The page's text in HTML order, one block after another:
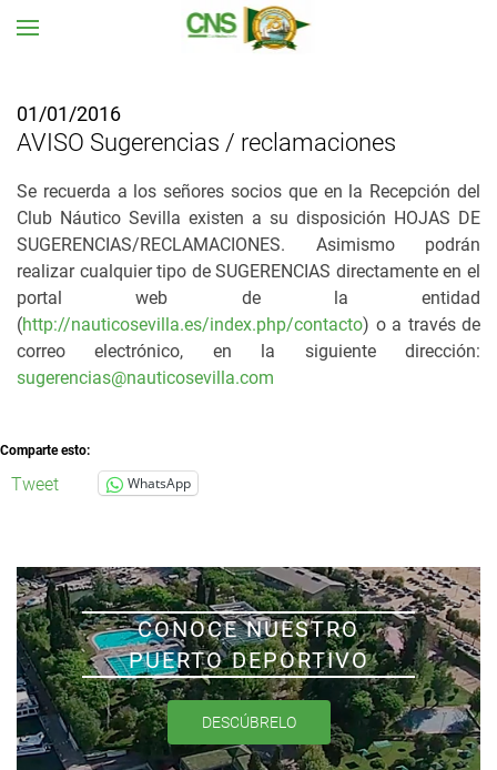
01/01/2016
AVISO Sugerencias / reclamaciones
Se recuerda a los señores socios que en la Recepción del
Club Náutico Sevilla existen a su disposición HOJAS DE
SUGERENCIAS/RECLAMACIONES. Asimismo podrán
realizar cualquier tipo de SUGERENCIAS directamente en el
portal web de la entidad
(http://nauticosevilla.es/index.php/contacto) o a través de
correo electrónico, en la siguiente dirección:
sugerencias@nauticosevilla.com
Comparte esto:
Tweet WhatsApp
CONOCE NUESTRO
PUERTO DEPORTIVO
DESCÚBRELO